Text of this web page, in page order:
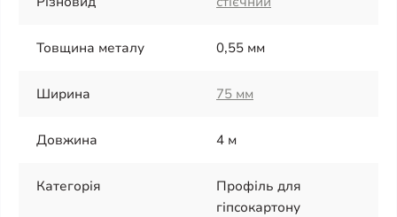
Товщина металу 0,55 мм
Ширина 75 мм
Довжина 4 м
Категорія
Профіль для
гіпсокартону